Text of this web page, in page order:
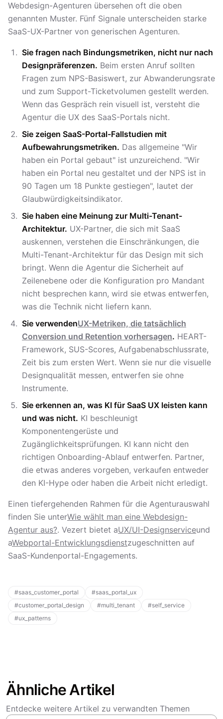
Webdesign-Agenturen übersehen oft die oben
genannten Muster. Fünf Signale unterscheiden starke
SaaS-UX-Partner von generischen Agenturen.
Sie fragen nach Bindungsmetriken, nicht nur nach
Designpräferenzen. Beim ersten Anruf sollten
Fragen zum NPS-Basiswert, zur Abwanderungsrate
und zum Support-Ticketvolumen gestellt werden.
Wenn das Gespräch rein visuell ist, versteht die
Agentur die UX des SaaS-Portals nicht.
Sie zeigen SaaS-Portal-Fallstudien mit
Aufbewahrungsmetriken. Das allgemeine "Wir
haben ein Portal gebaut" ist unzureichend. "Wir
haben ein Portal neu gestaltet und der NPS ist in
90 Tagen um 18 Punkte gestiegen", lautet der
Glaubwürdigkeitsindikator.
Sie haben eine Meinung zur Multi-Tenant-
Architektur. UX-Partner, die sich mit SaaS
auskennen, verstehen die Einschränkungen, die
Multi-Tenant-Architektur für das Design mit sich
bringt. Wenn die Agentur die Sicherheit auf
Zeilenebene oder die Konfiguration pro Mandant
nicht besprechen kann, wird sie etwas entwerfen,
was die Technik nicht liefern kann.
Sie verwendenUX-Metriken, die tatsächlich
Conversion und Retention vorhersagen. HEART-
Framework, SUS-Scores, Aufgabenabschlussrate,
Zeit bis zum ersten Wert. Wenn sie nur die visuelle
Designqualität messen, entwerfen sie ohne
Instrumente.
Sie erkennen an, was KI für SaaS UX leisten kann
und was nicht. KI beschleunigt
Komponentengerüste und
Zugänglichkeitsprüfungen. KI kann nicht den
richtigen Onboarding-Ablauf entwerfen. Partner,
die etwas anderes vorgeben, verkaufen entweder
den KI-Hype oder haben die Arbeit nicht erledigt.
Einen tiefergehenden Rahmen für die Agenturauswahl
finden Sie unterWie wählt man eine Webdesign-
Agentur aus?. Vezert bietet aUX/UI-Designserviceund
aWebportal-Entwicklungsdienstzugeschnitten auf
SaaS-Kundenportal-Engagements.
#saas_customer_portal #saas_portal_ux
#customer_portal_design #multi_tenant #self_service
#ux_patterns
Ähnliche Artikel
Entdecke weitere Artikel zu verwandten Themen